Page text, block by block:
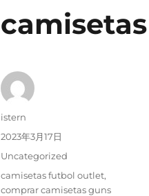
Autor
istern
Publicado
2023年3月17日
Categorías
Uncategorized
Etiquetas
camisetas futbol outlet,
comprar camisetas guns